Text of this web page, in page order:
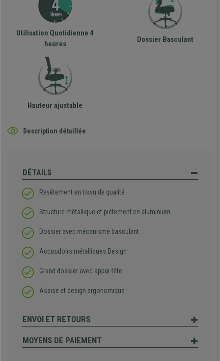
Utilisation Quotidienne 4
heures
Dossier Basculant
Hauteur ajustable
Description détaillée
DÉTAILS
Revêtement en tissu de qualité
Structure métallique et piétement en aluminium
Dossier avec mécanisme basculant
Accoudoirs métalliques Design
Grand dossier avec appui-tête
Assise et design ergonomique
ENVOI ET RETOURS
MOYENS DE PAIEMENT